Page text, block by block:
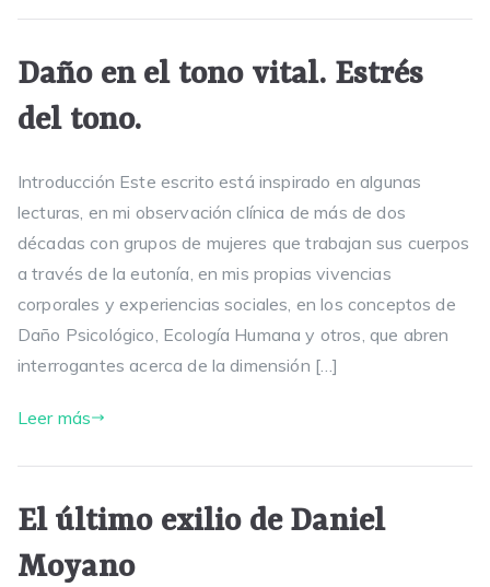
Daño en el tono vital. Estrés
del tono.
Introducción Este escrito está inspirado en algunas
lecturas, en mi observación clínica de más de dos
décadas con grupos de mujeres que trabajan sus cuerpos
a través de la eutonía, en mis propias vivencias
corporales y experiencias sociales, en los conceptos de
Daño Psicológico, Ecología Humana y otros, que abren
interrogantes acerca de la dimensión […]
Leer más
El último exilio de Daniel
Moyano